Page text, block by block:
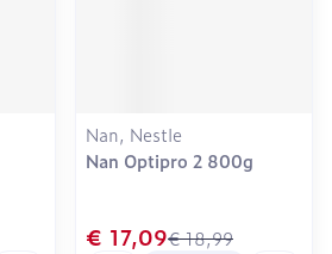
Nan, Nestle
Nan Optipro 2 800g
€ 18,99
€ 17,09